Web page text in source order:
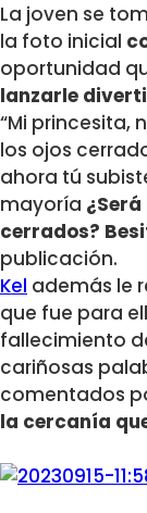
La joven se
la foto inicial
oportunidad
lanzarle
“Mi princesita,
los ojos
ahora tú
mayoría
cerrados?
publicación.
Kel además le
que fue para
fallecimiento
cariñosas
comentados
la cercanía